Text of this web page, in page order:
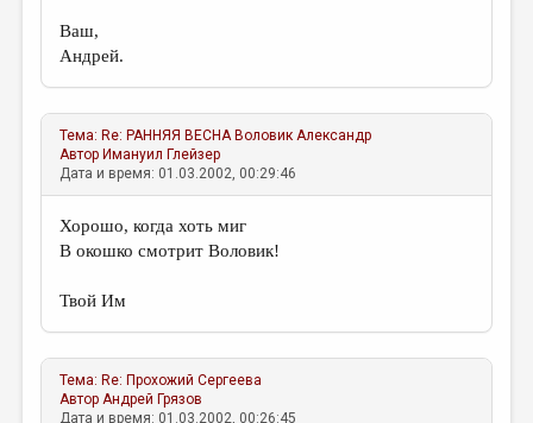
Ваш,
Андрей.
Тема: Re: РАННЯЯ ВЕСНА Воловик Александр
Автор Имануил Глейзер
Дата и время: 01.03.2002, 00:29:46
Хорошо, когда хоть миг
В окошко смотрит Воловик!
Твой Им
Тема: Re: Прохожий Сергеева
АвторАндрей Грязов
Дата и время: 01.03.2002, 00:26:45